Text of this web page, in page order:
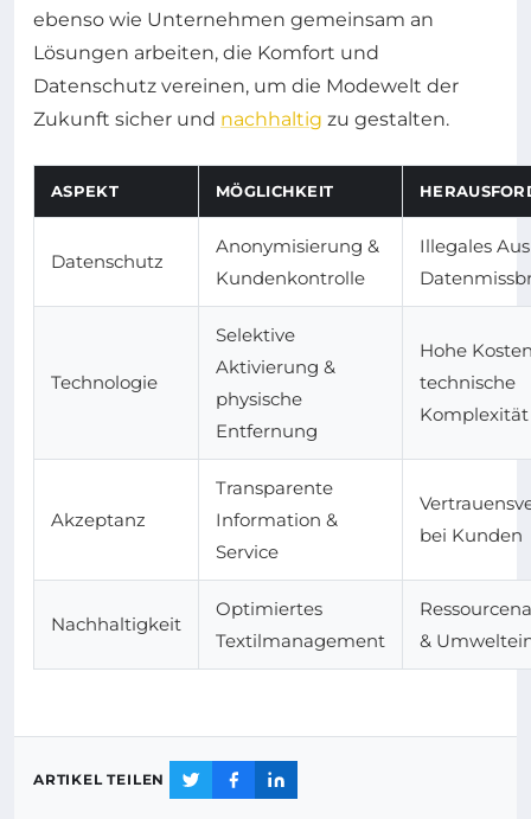
ebenso wie Unternehmen gemeinsam an
Lösungen arbeiten, die Komfort und
Datenschutz vereinen, um die Modewelt der
Zukunft sicher und nachhaltig zu gestalten.
ASPEKT MÖGLICHKEIT
Datenschutz
Anonymisierung &
Kundenkontrolle
Illegales
Technologie
Selektive
Aktivierung &
physische
Entfernung
Hohe
technische
Komplexität
Akzeptanz
Transparente
Information &
Service
bei Kunden
Nachhaltigkeit
Optimiertes
Textilmanagement
&
ARTIKEL TEILEN